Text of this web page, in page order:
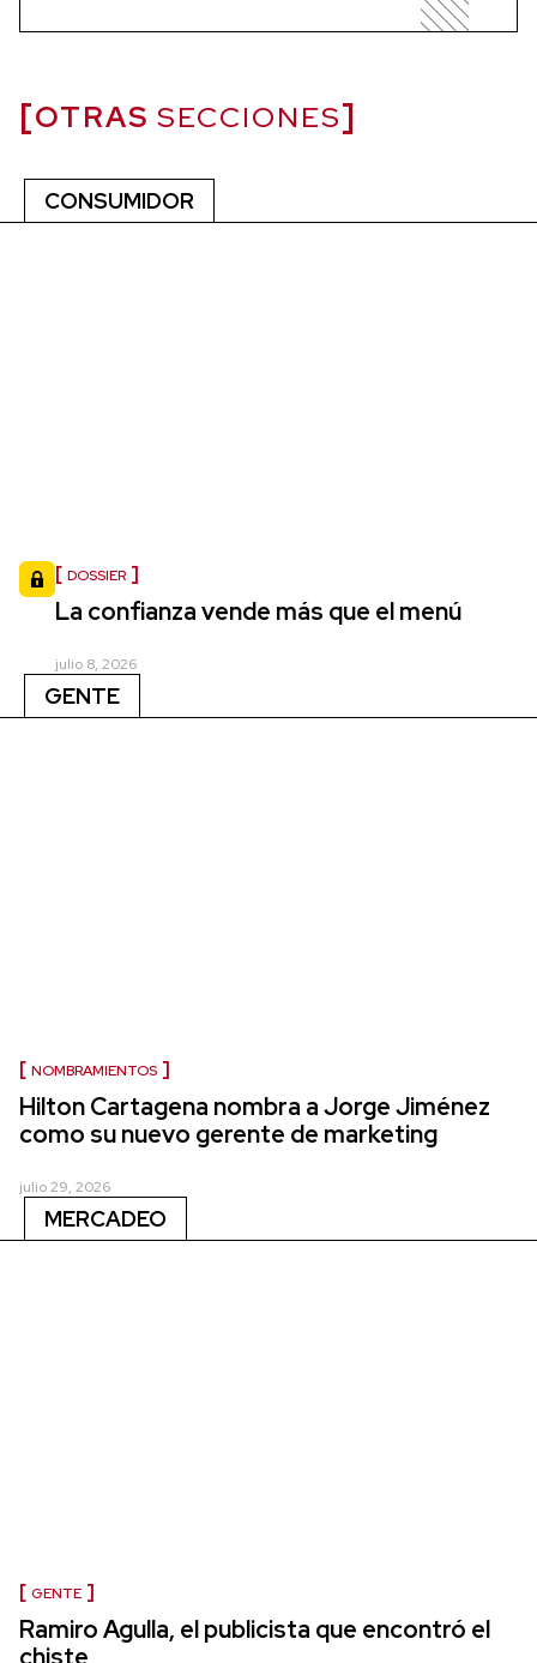
OTRAS SECCIONES
CONSUMIDOR
DOSSIER
La confianza vende más que el menú
julio 8, 2026
GENTE
NOMBRAMIENTOS
Hilton Cartagena nombra a Jorge Jiménez
como su nuevo gerente de marketing
julio 29, 2026
MERCADEO
GENTE
Ramiro Agulla, el publicista que encontró el
chiste